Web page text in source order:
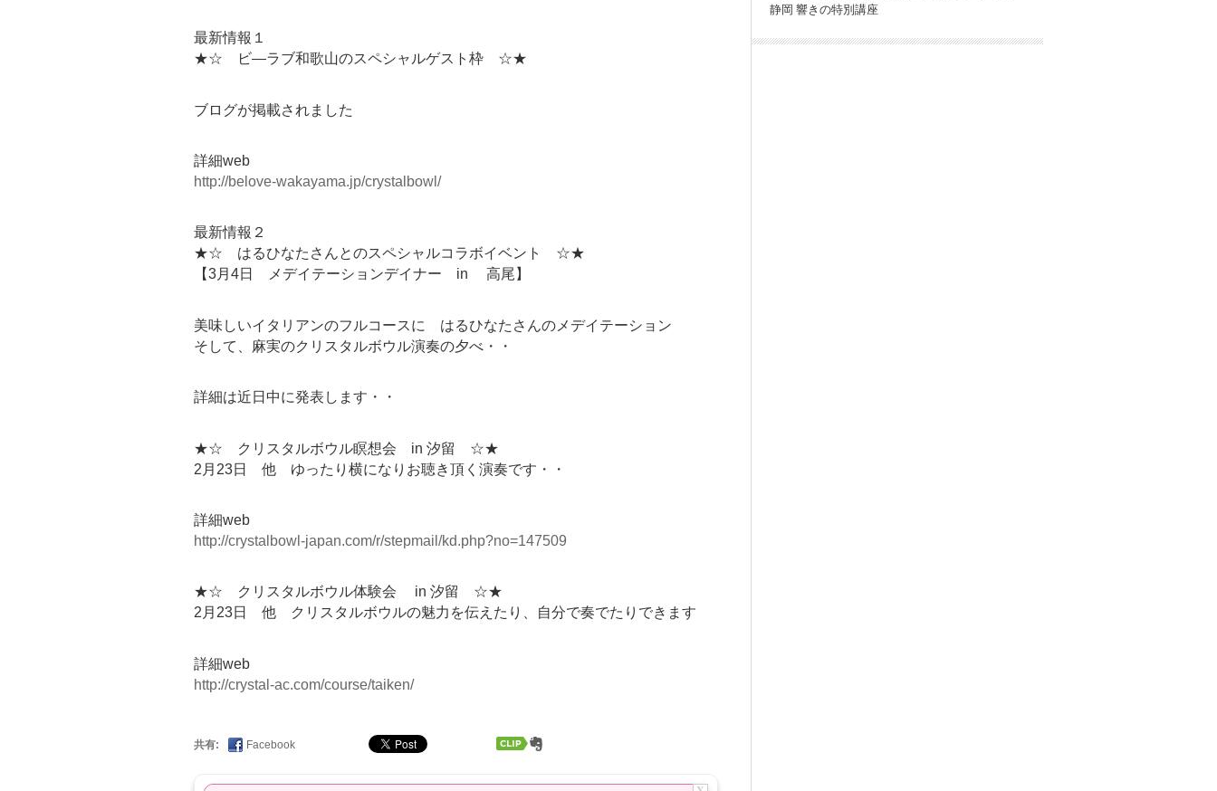
最新情報１
★☆ ビ―ラブ和歌山のスペシャルゲスト枠 ☆★
ブログが掲載されました
詳細web
http://belove-wakayama.jp/crystalbowl/
最新情報２
★☆ はるひなたさんとのスペシャルコラボイベント ☆★
【3月4日 メデイテーションデイナー in 高尾】
美味しいイタリアンのフルコースに はるひなたさんのメデイテーション
そして、麻実のクリスタルボウル演奏の夕べ・・
詳細は近日中に発表します・・
★☆ クリスタルボウル瞑想会 in 汐留 ☆★
2月23日 他 ゆったり横になりお聴き頂く演奏です・・
詳細web
http://crystalbowl-japan.com/r/stepmail/kd.php?no=147509
★☆ クリスタルボウル体験会 in 汐留 ☆★
2月23日 他 クリスタルボウルの魅力を伝えたり、自分で奏でたりできます
詳細web
http://crystal-ac.com/course/taiken/
共有: Facebook
静岡 響きの特別講座